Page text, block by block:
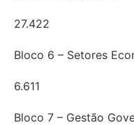
27.422
Bloco 6 – Setores
6.611
Bloco 7 – Gestão